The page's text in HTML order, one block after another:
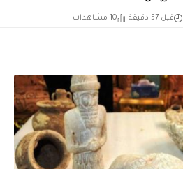
قبل 57 دقيقة 10 مشاهدات